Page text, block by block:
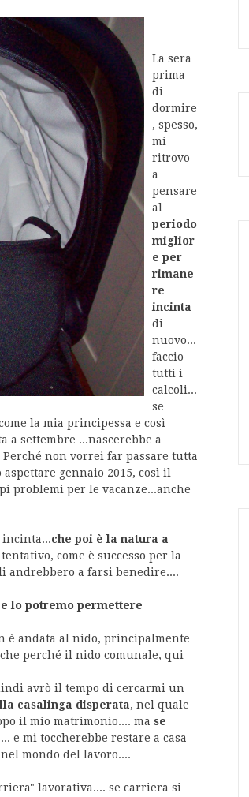
La sera
prima
di
dormire
, spesso,
mi
ritrovo
a
pensare
al
periodo
miglior
e per
rimane
re
incinta
di
nuovo...
faccio
tutti i
calcoli...
se
la mia principessa e così
settembre ...nascerebbe a
non vorrei far passare tutta
gennaio 2015, così il
problemi per le vacanze...anche
che poi è la natura a
come è successo per la
andrebbero a farsi benedire....
lo potremo permettere
è andata al nido, principalmente
perché il nido comunale, qui
avrò il tempo di cercarmi un
casalinga disperata, nel quale
il mio matrimonio.... ma se
e mi toccherebbe restare a casa
mondo del lavoro....
lavorativa.... se carriera si